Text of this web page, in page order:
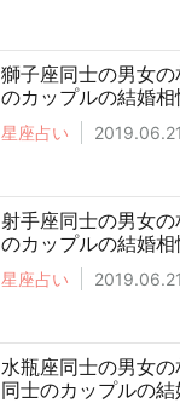
獅子座同士の男女
のカップルの結婚相
星座占い 2019.06.21
射手座同士の男女
のカップルの結婚相
星座占い 2019.06.21
水瓶座同士の男女
同士のカップルの結